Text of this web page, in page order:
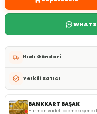
Hızlı Gönderi
Yetkili Satıcı
BANKKART BAŞAK
Harman vadeli ödeme